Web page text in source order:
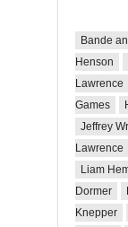
Bande
Henson
Lawrence
Games
Jeffrey
Lawrence
Liam
Dormer
Knepper